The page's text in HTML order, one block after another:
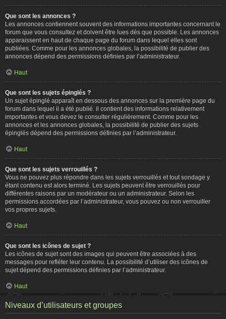
Que sont les annonces ?
Les annonces contiennent souvent des informations importantes concernant le
forum que vous consultez et doivent être lues dès que possible. Les annonces
apparaissent en haut de chaque page du forum dans lequel elles sont
publiées. Comme pour les annonces globales, la possibilité de publier des
annonces dépend des permissions définies par l’administrateur.
Haut
Que sont les sujets épinglés ?
Un sujet épinglé apparaît en dessous des annonces sur la première page du
forum dans lequel il a été publié. il contient des informations relativement
importantes et vous devez le consulter régulièrement. Comme pour les
annonces et les annonces globales, la possibilité de publier des sujets
épinglés dépend des permissions définies par l’administrateur.
Haut
Que sont les sujets verrouillés ?
Vous ne pouvez plus répondre dans les sujets verrouillés et tout sondage y
étant contenu est alors terminé. Les sujets peuvent être verrouillés pour
différentes raisons par un modérateur ou un administrateur. Selon les
permissions accordées par l’administrateur, vous pouvez ou non verrouiller
vos propres sujets.
Haut
Que sont les icônes de sujet ?
Les icônes de sujet sont des images qui peuvent être associées à des
messages pour refléter leur contenu. La possibilité d’utiliser des icônes de
sujet dépend des permissions définies par l’administrateur.
Haut
Niveaux d’utilisateurs et groupes